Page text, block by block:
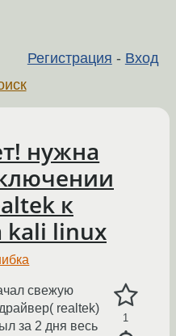
Регистрация - Вход
нужна
к
kali linux
1
свежую
realtek)
за 2 дня весь